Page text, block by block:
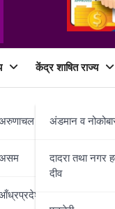
प्रदेश
केंद्र शाषित राज्य
अंडमान व
दादरा तथा नगर
दीव